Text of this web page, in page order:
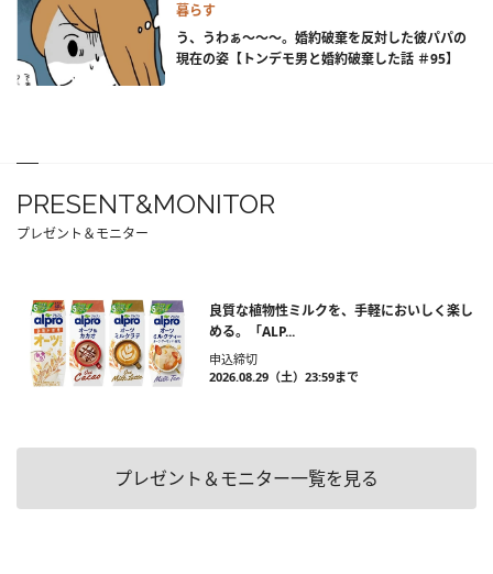
暮らす
う、うわぁ～～～。婚約破棄を反対した彼パパの
現在の姿【トンデモ男と婚約破棄した話 ＃95】
PRESENT&MONITOR
プレゼント＆モニター
良質な植物性ミルクを、手軽においしく楽し
める。「ALP...
申込締切
2026.08.29（土）23:59まで
プレゼント＆モニター一覧を見る